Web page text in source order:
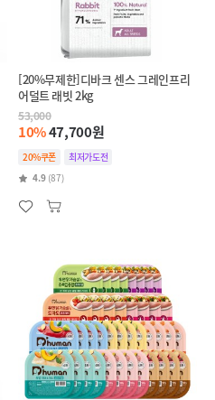
[20%무제한]디바크 센스 그레인프리
어덜트 래빗 2kg
53,000
10%47,700원
20%쿠폰
최저가도전
4.9 (87)